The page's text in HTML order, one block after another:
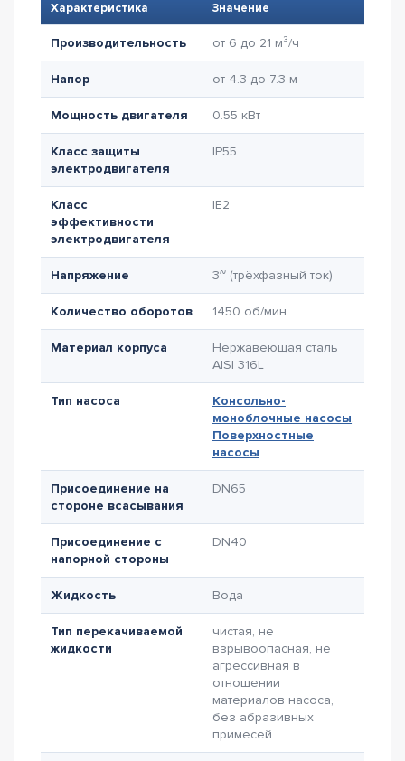
Характеристика Значение
Производительность от 6 до 21 м³/ч
Напор от 4.3 до 7.3 м
Мощность двигателя 0.55 кВт
Класс защиты
электродвигателя
IP55
Класс
эффективности
электродвигателя
IE2
Напряжение 3~ (трёхфазный ток)
Количество оборотов 1450 об/мин
Материал корпуса
Нержавеющая сталь
AISI 316L
Тип насоса
Консольно-
моноблочные насосы,
Поверхностные
насосы
Присоединение на
стороне всасывания
DN65
Присоединение с
напорной стороны
DN40
Жидкость Вода
Тип перекачиваемой
жидкости
чистая, не
взрывоопасная, не
агрессивная в
отношении
материалов насоса,
без абразивных
примесей